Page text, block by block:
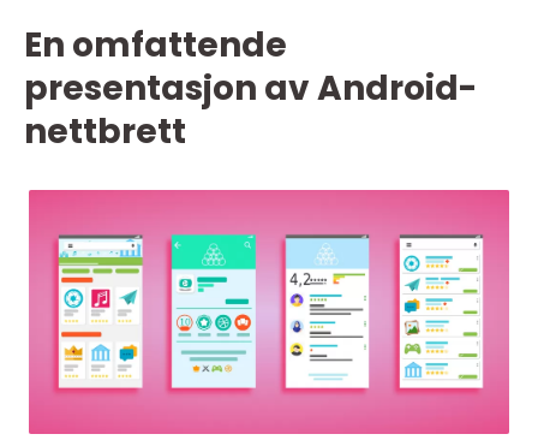
En omfattende
presentasjon av Android-
nettbrett